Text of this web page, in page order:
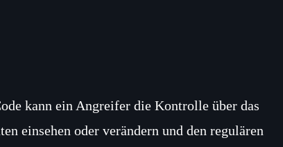
kann ein Angreifer die Kontrolle über das
einsehen oder verändern und den regulären